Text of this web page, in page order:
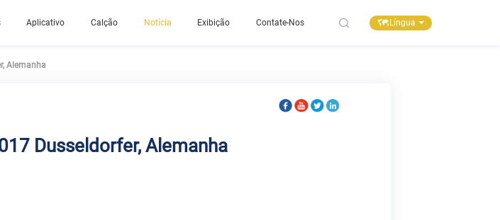
Aplicativo Calção Notícia Exibição Contate-Nos Língua
Alemanha
Dusseldorfer, Alemanha